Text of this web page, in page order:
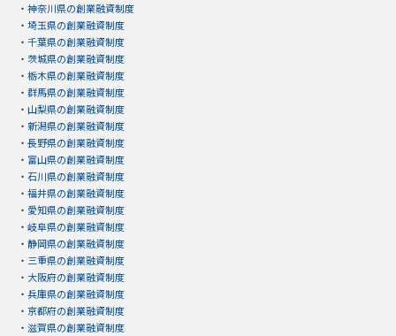
・ 神奈川県の創業融資制度
・ 埼玉県の創業融資制度
・ 千葉県の創業融資制度
・ 茨城県の創業融資制度
・ 栃木県の創業融資制度
・ 群馬県の創業融資制度
・ 山梨県の創業融資制度
・ 新潟県の創業融資制度
・ 長野県の創業融資制度
・ 富山県の創業融資制度
・ 石川県の創業融資制度
・ 福井県の創業融資制度
・ 愛知県の創業融資制度
・ 岐阜県の創業融資制度
・ 静岡県の創業融資制度
・ 三重県の創業融資制度
・ 大阪府の創業融資制度
・ 兵庫県の創業融資制度
・ 京都府の創業融資制度
・ 滋賀県の創業融資制度